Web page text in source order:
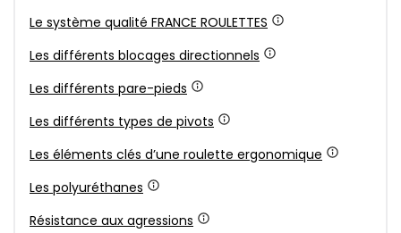
Le système qualité FRANCE ROULETTES
Les différents blocages directionnels
Les différents pare-pieds
Les différents types de pivots
Les éléments clés d’une roulette ergonomique
Les polyuréthanes
Résistance aux agressions